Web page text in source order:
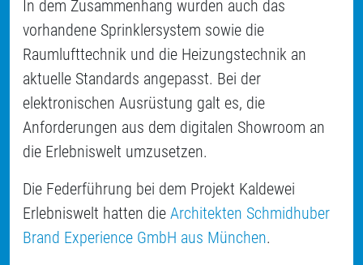
In dem Zusammenhang wurden auch das
vorhandene Sprinklersystem sowie die
Raumlufttechnik und die Heizungstechnik an
aktuelle Standards angepasst. Bei der
elektronischen Ausrüstung galt es, die
Anforderungen aus dem digitalen Showroom an
die Erlebniswelt umzusetzen.
Die Federführung bei dem Projekt Kaldewei
Erlebniswelt hatten die Architekten Schmidhuber
Brand Experience GmbH aus München.